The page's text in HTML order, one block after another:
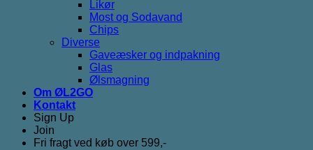
Likør
Most og Sodavand
Chips
Diverse
Gaveæsker og indpakning
Glas
Ølsmagning
Om ØL2GO
Kontakt
Sign Up
Join
Fri fragt ved køb over 599,-